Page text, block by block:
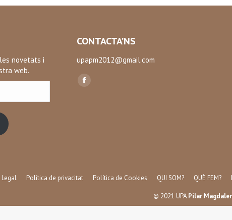
novetats i
web.
CONTACTA’NS
upapm2012@gmail.com
Find us on:
Facebook
Legal Política de privacitat Política de Cookies QUI SOM? QUÈ FEM?
© 2021 UPAPilar